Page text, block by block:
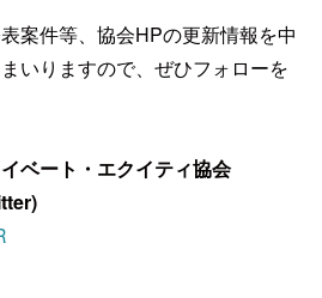
案件等、協会HPの更新情報を中
いりますので、ぜひフォローを
ベート・エクイティ協会